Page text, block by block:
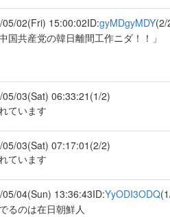
05/02(Fri) 15:00:02ID:gyMDgyMDY(2/
国共産党の韓日離間工作ニダ！！」
03(Sat) 06:33:21 (1/2)
ています
03(Sat) 07:17:01 (2/2)
ています
04(Sun) 13:36:43ID:YyODI3ODQ
るのは在日朝鮮人